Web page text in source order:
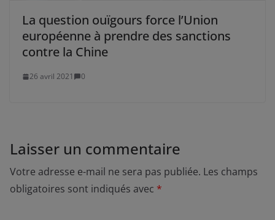
La question ouïgours force l’Union
européenne à prendre des sanctions
contre la Chine
26 avril 2021 0
Laisser un commentaire
Votre adresse e-mail ne sera pas publiée. Les champs
obligatoires sont indiqués avec *